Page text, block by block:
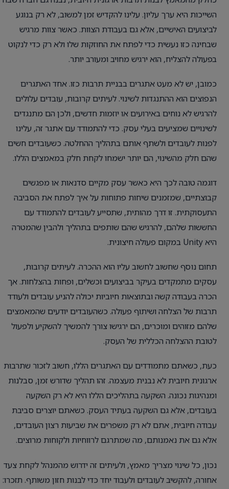
השייכות היא ערך עליון. עלינו להקדיש זמן למשוב, לא רק בנוגע
לביצועים האישיים, אלא גם בעבודת הצוות. כאשר צוות מרגיש
שבחינה כזו נעשית כדי לפתח את החוזקות שלו ולא רק כדי לנקוט
בפעולה להצליח, הוא ירגיש מחויב ומעורב יותר.
כמובן, יש לא מעט אתגרים בבניית תרבות כזו. אחד האתגרים
הנפוצים הוא ההתנגדות לשינוי. לעיתים קרובות, עובדים עלולים
להרגיש לא נוחים באירועים או יוזמות חדשים, ולכן הם מתנגדים
לשינויים שמציעים בעלי עסק. כדי להתמודד עם אתגר זה, עלינו
לפנות לעובדים ולשתף אותם בתהליך ההחלטה. כשעובדים חשים
שהם חלק מהשינוי, הם יותר ישמחו לקחת חלק במאמצים הללו.
דוגמה טובה לכך היא כאשר עסק מקיים סדנאות או מפגשים
קבוצתיים, שמזמנים שיחות פתוחות על איך לפתח את הסביבה
התעסוקתית. זו דרך מהותית, שתסייע לעובדים להתמודד עם
החששות שלהם, להרגיש שהם שותפים בתהליך ולהבין שהמטרה
היא Unity במקום פעולה חיצונית.
תחום נוסף שחשוב לחשוב עליו הוא ההכרה. לעיתים קרובות,
עסקים מתמקדים בעיקר בביצועים וכשלים, ופחות בהצלחות. אך
הכרה בעבודה קשה ובתוצאות חיוביות יכולה להניע עובדים ולעודד
תרבות של הצלחה ושיתוף פעולה. כשהעובדים יודעים שהמאמצים
שלהם מזוהים ומוכרים, הם ירגישו צורך להמשיך להשקיע ולפעול
לטובת ההצלחה הכללית של העסק.
כעת, כשאתם מתמודדים עם האתגרים הללו, חשוב לזכור שתרבות
ארגונית חיובית לא נבנית מעצמה. זהו תהליך שדורש זמן, סבלנות
ומנהיגות נכונה. השקעה בתהליכים הללו היא לא רק השקעה
בעובדים, אלא גם השקעה בעתיד העסק. כשאתם יוצרים סביבת
עבודה חיובית, אתם לא רק משפרים את שביעות רצון העובדים,
אלא גם את נאמנותם, מה שמתרגם לרווחיות ולקוחות מרוצים.
נכון, כל שינוי מצריך מאמץ, ולעיתים זה ידרוש מהמנהל לקחת צעד
אחורה, להקשיב לעובדים ולעבוד יחד כדי לבנות חזון משותף. תזכרו: